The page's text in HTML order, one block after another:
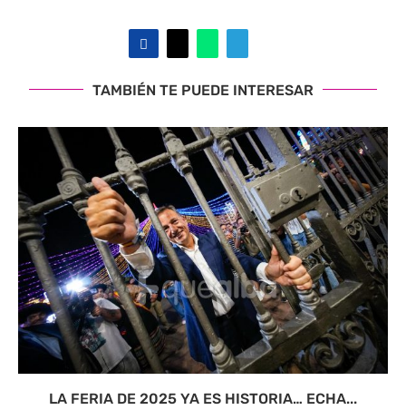
TAMBIÉN TE PUEDE INTERESAR
LA FERIA DE 2025 YA ES HISTORIA… ECHA...